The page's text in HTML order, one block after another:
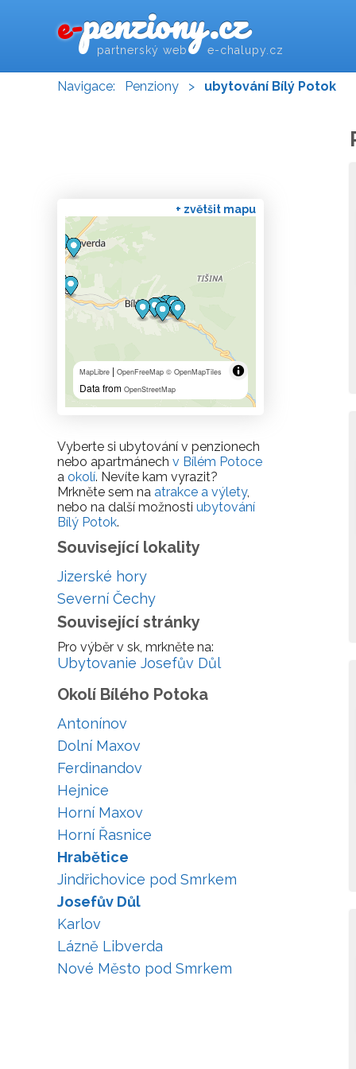
e-penziony.cz
partnerský web e-chalupy.cz
Navigace: Penziony > ubytování Bílý Potok
+ zvětšit mapu
MapLibre | OpenFreeMap © OpenMapTiles
Data from OpenStreetMap
Vyberte si ubytování v penzionech
nebo apartmánech v Bílém Potoce
a okolí. Nevíte kam vyrazit?
Mrkněte sem na atrakce a výlety,
nebo na další možnosti ubytování
Bílý Potok.
Související lokality
Jizerské hory
Severní Čechy
Související stránky
Pro výběr v sk, mrkněte na:
Ubytovanie Josefův Důl
Okolí Bílého Potoka
Antonínov
Dolní Maxov
Ferdinandov
Hejnice
Horní Maxov
Horní Řasnice
Hrabětice
Jindřichovice pod Smrkem
Josefův Důl
Karlov
Lázně Libverda
Nové Město pod Smrkem